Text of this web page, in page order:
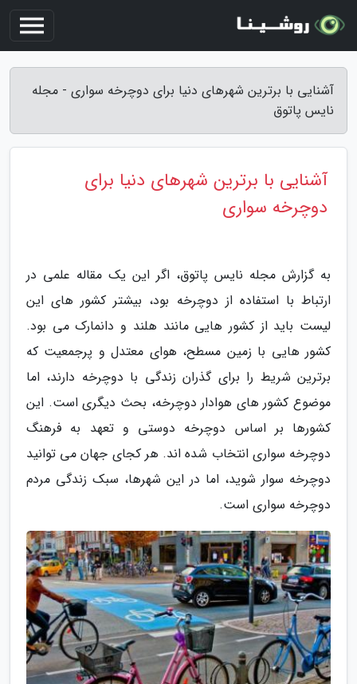
آشنایی با برترین شهرهای دنیا برای دوچرخه سواری - مجله
نایس پاتوق
آشنایی با برترین شهرهای دنیا برای
دوچرخه سواری
به گزارش مجله نایس پاتوق، اگر این یک مقاله علمی در
ارتباط با استفاده از دوچرخه بود، بیشتر کشور های این
لیست باید از کشور هایی مانند هلند و دانمارک می بود.
کشور هایی با زمین مسطح، هوای معتدل و پرجمعیت که
برترین شریط را برای گذران زندگی با دوچرخه دارند، اما
موضوع کشور های هوادار دوچرخه، بحث دیگری است. این
کشورها بر اساس دوچرخه دوستی و تعهد به فرهنگ
دوچرخه سواری انتخاب شده اند. هر کجای جهان می توانید
دوچرخه سوار شوید، اما در این شهرها، سبک زندگی مردم
دوچرخه سواری است.